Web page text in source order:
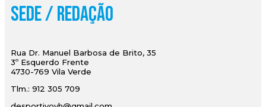
Sede / Redação
Rua Dr. Manuel Barbosa de Brito, 35
3º Esquerdo Frente
4730-769 Vila Verde
Tlm.: 912 305 709